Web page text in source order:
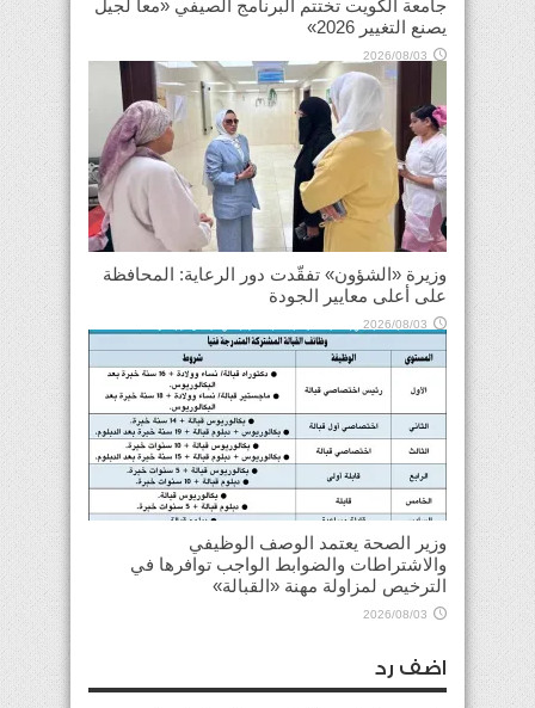
جامعة الكويت تختتم البرنامج الصيفي «معاً لجيل
يصنع التغيير 2026»
2026/08/03
وزيرة «الشؤون» تفقّدت دور الرعاية: المحافظة
على أعلى معايير الجودة
2026/08/03
وزير الصحة يعتمد الوصف الوظيفي
والاشتراطات والضوابط الواجب توافرها في
الترخيص لمزاولة مهنة «القبالة»
2026/08/03
اضف رد